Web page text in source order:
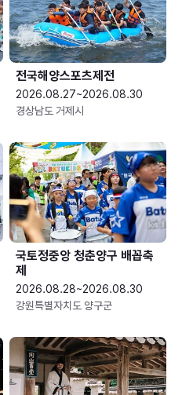
전국해양스포츠제전
2026.08.27~2026.08.30
경상남도 거제시
국토정중앙 청춘양구 배꼽축
제
2026.08.28~2026.08.30
강원특별자치도 양구군